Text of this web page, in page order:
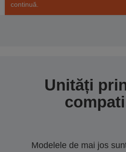
continuă.
Unități
Modelele de mai jos